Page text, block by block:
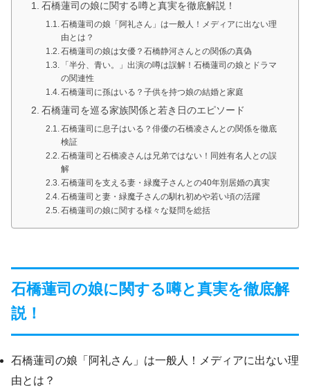
石橋蓮司の娘に関する噂と真実を徹底解説！
石橋蓮司の娘「阿礼さん」は一般人！メディアに出ない理
由とは？
石橋蓮司の娘は女優？石橋静河さんとの関係の真偽
「半分、青い。」出演の噂は誤解！石橋蓮司の娘とドラマ
の関連性
石橋蓮司に孫はいる？子供を持つ娘の結婚と家庭
石橋蓮司を巡る家族関係と若き日のエピソード
石橋蓮司に息子はいる？俳優の石橋凌さんとの関係を徹底
検証
石橋蓮司と石橋凌さんは兄弟ではない！同姓有名人との誤
解
石橋蓮司を支える妻・緑魔子さんとの40年別居婚の真実
石橋蓮司と妻・緑魔子さんの馴れ初めや若い頃の活躍
石橋蓮司の娘に関する様々な疑問を総括
石橋蓮司の娘に関する噂と真実を徹底解
説！
石橋蓮司の娘「阿礼さん」は一般人！メディアに出ない理
由とは？